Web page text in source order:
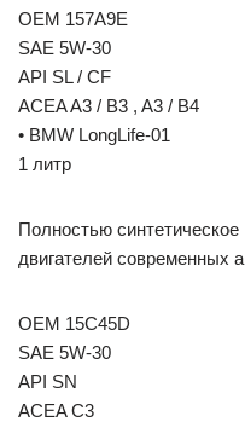
OEM 157A9E
SAE 5W-30
API SL / CF
ACEA A3 / B3 , A3 / B4
• BMW LongLife-01
1 литр
Полностью
двигателей современных
OEM 15C45D
SAE 5W-30
API SN
ACEA C3